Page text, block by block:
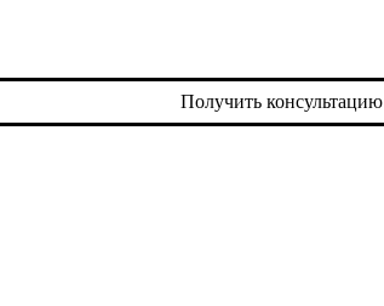
Получить консультацию